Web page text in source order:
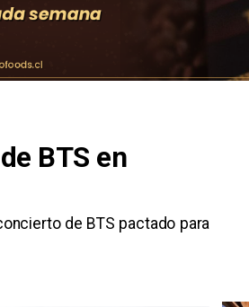
BTS en
de BTS pactado para